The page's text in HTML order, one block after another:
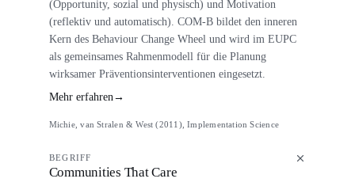
(Opportunity, sozial und physisch) und Motivation
(reflektiv und automatisch). COM-B bildet den inneren
Kern des Behaviour Change Wheel und wird im EUPC
als gemeinsames Rahmenmodell für die Planung
wirksamer Präventionsinterventionen eingesetzt.
Mehr erfahren →
Michie, van Stralen & West (2011), Implementation Science
BEGRIFF
Communities That Care